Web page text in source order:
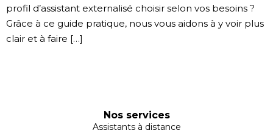
profil d’assistant externalisé choisir selon vos besoins ?
Grâce à ce guide pratique, nous vous aidons à y voir plus
clair et à faire […]
Nos services
Assistants à distance